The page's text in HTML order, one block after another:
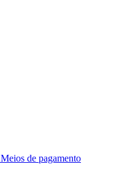
Meios de pagamento